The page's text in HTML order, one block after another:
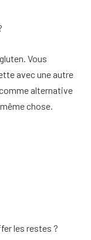
Vous
avec une autre
alternative
chose.
les restes ?